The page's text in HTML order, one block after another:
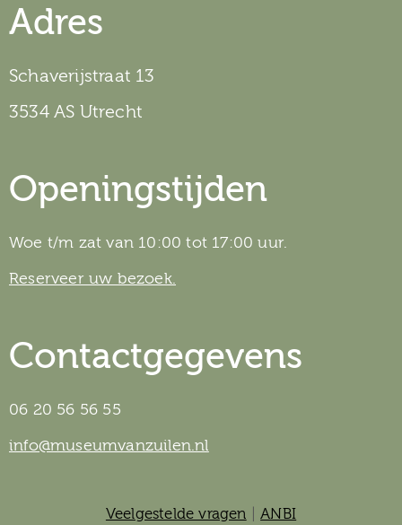
Adres
Schaverijstraat 13
3534 AS Utrecht
Openingstijden
Woe t/m zat van 10:00 tot 17:00 uur.
Reserveer uw bezoek.
Contactgegevens
06 20 56 56 55
info@museumvanzuilen.nl
Veelgestelde vragen ANBI